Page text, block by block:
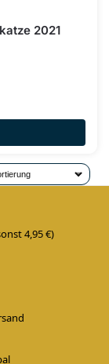
2021
4,95 €)